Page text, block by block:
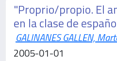
"Proprio/propio. El
en la clase de
GALINANES GALLEN,
2005-01-01